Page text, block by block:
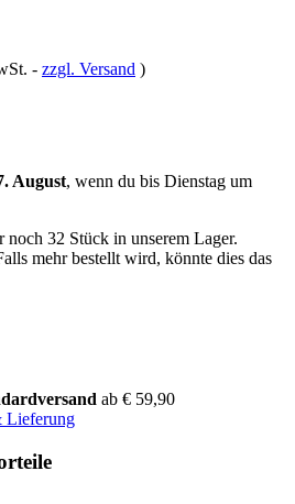
- zzgl. Versand )
August, wenn du bis Dienstag um
32 Stück in unserem Lager.
mehr bestellt wird, könnte dies das
ab € 59,90
Lieferung